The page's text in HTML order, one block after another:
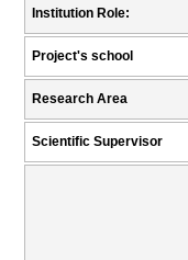
Institution Role:
Project's school
Research Area
Scientific Supervisor